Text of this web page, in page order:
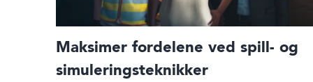
Maksimer fordelene ved spill- og
simuleringsteknikker